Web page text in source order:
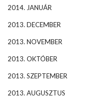
2014. JANUÁR
2013. DECEMBER
2013. NOVEMBER
2013. OKTÓBER
2013. SZEPTEMBER
2013. AUGUSZTUS